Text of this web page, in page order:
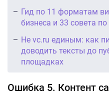
Гид по 11 форматам
бизнеса и 33 совета
Не vc.ru единым: как
доводить тексты до
площадках
Ошибка 5. Контент